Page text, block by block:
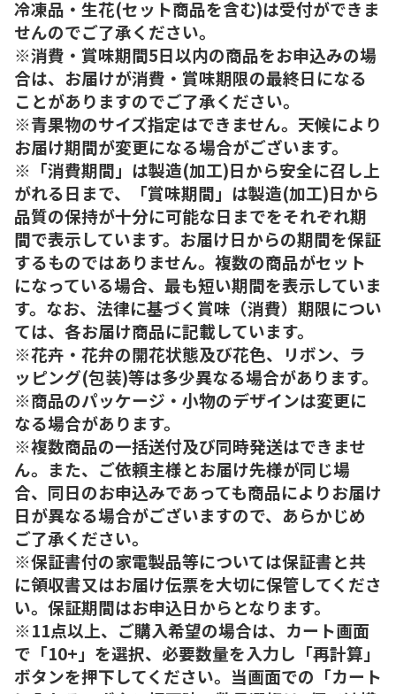
冷凍品・生花(セット商品を含む)は受付ができま
せんのでご了承ください。
※消費・賞味期間5日以内の商品をお申込みの場
合は、お届けが消費・賞味期限の最終日になる
ことがありますのでご了承ください。
※青果物のサイズ指定はできません。天候により
お届け期間が変更になる場合がございます。
※「消費期間」は製造(加工)日から安全に召し上
がれる日まで、「賞味期間」は製造(加工)日から
品質の保持が十分に可能な日までをそれぞれ期
間で表示しています。お届け日からの期間を保証
するものではありません。複数の商品がセット
になっている場合、最も短い期間を表示していま
す。なお、法律に基づく賞味（消費）期限につい
ては、各お届け商品に記載しています。
※花卉・花弁の開花状態及び花色、リボン、ラ
ッピング(包装)等は多少異なる場合があります。
※商品のパッケージ・小物のデザインは変更に
なる場合があります。
※複数商品の一括送付及び同時発送はできませ
ん。また、ご依頼主様とお届け先様が同じ場
合、同日のお申込みであっても商品によりお届け
日が異なる場合がございますので、あらかじめ
ご了承ください。
※保証書付の家電製品等については保証書と共
に領収書又はお届け伝票を大切に保管してくださ
い。保証期間はお申込日からとなります。
※11点以上、ご購入希望の場合は、カート画面
で「10+」を選択、必要数量を入力し「再計算」
ボタンを押下してください。当画面での「カート